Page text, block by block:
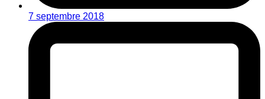
7 septembre 2018